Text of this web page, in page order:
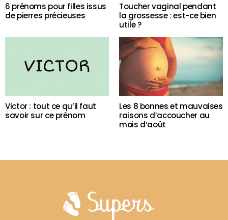
6 prénoms pour filles issus
de pierres précieuses
Toucher vaginal pendant
la grossesse : est-ce bien
utile ?
Victor : tout ce qu’il faut
savoir sur ce prénom
Les 8 bonnes et mauvaises
raisons d’accoucher au
mois d’août